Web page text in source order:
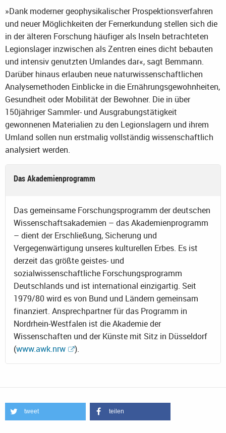
»Dank moderner geophysikalischer Prospektionsverfahren
und neuer Möglichkeiten der Fernerkundung stellen sich die
in der älteren Forschung häufiger als Inseln betrachteten
Legionslager inzwischen als Zentren eines dicht bebauten
und intensiv genutzten Umlandes dar«, sagt Bemmann.
Darüber hinaus erlauben neue naturwissenschaftlichen
Analysemethoden Einblicke in die Ernährungsgewohnheiten,
Gesundheit oder Mobilität der Bewohner. Die in über
150jähriger Sammler- und Ausgrabungstätigkeit
gewonnenen Materialien zu den Legionslagern und ihrem
Umland sollen nun erstmalig vollständig wissenschaftlich
analysiert werden.
Das Akademienprogramm
Das gemeinsame Forschungsprogramm der deutschen
Wissenschaftsakademien – das Akademienprogramm
– dient der Erschließung, Sicherung und
Vergegenwärtigung unseres kulturellen Erbes. Es ist
derzeit das größte geistes- und
sozialwissenschaftliche Forschungsprogramm
Deutschlands und ist international einzigartig. Seit
1979/80 wird es von Bund und Ländern gemeinsam
finanziert. Ansprechpartner für das Programm in
Nordrhein-Westfalen ist die Akademie der
Wissenschaften und der Künste mit Sitz in Düsseldorf
(www.awk.nrw ).
tweet teilen